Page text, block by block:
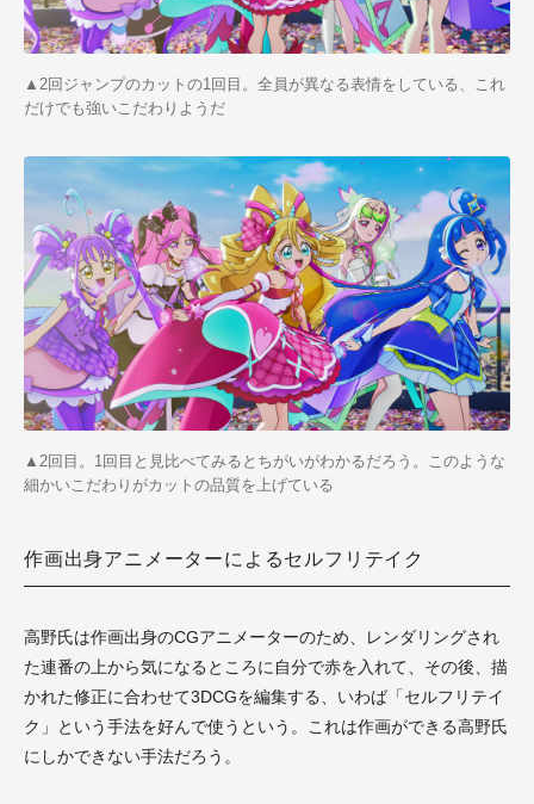
▲2回ジャンプのカットの1回目。全員が異なる表情をしている、これ
だけでも強いこだわりようだ
▲2回目。1回目と見比べてみるとちがいがわかるだろう。このような
細かいこだわりがカットの品質を上げている
作画出身アニメーターによるセルフリテイク
高野氏は作画出身のCGアニメーターのため、レンダリングされ
た連番の上から気になるところに自分で赤を入れて、その後、描
かれた修正に合わせて3DCGを編集する、いわば「セルフリテイ
ク」という手法を好んで使うという。これは作画ができる高野氏
にしかできない手法だろう。